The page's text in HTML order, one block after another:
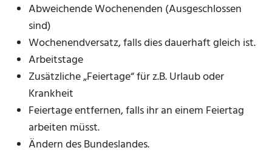
Abweichende Wochenenden (Ausgeschlossen
sind)
Wochenendversatz, falls dies dauerhaft gleich ist.
Arbeitstage
Zusätzliche „Feiertage“ für z.B. Urlaub oder
Krankheit
Feiertage entfernen, falls ihr an einem Feiertag
arbeiten müsst.
Ändern des Bundeslandes.